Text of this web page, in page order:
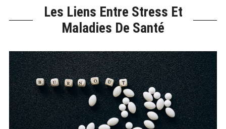
Les Liens Entre Stress Et
Maladies De Santé